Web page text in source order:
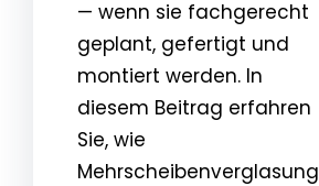
— wenn sie fachgerecht
geplant, gefertigt und
montiert werden. In
diesem Beitrag erfahren
Sie, wie
Mehrscheibenverglasung